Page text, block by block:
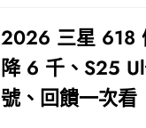
2026 三星 618
降 6 千、S25
號、回饋一次看